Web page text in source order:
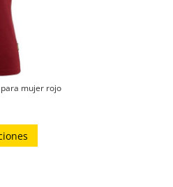
mujer rojo
Este